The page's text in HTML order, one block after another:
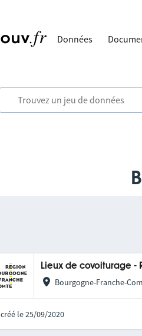
Données
Lieux de covoiturage -
Bourgogne-Franche-
créé le 25/09/2020